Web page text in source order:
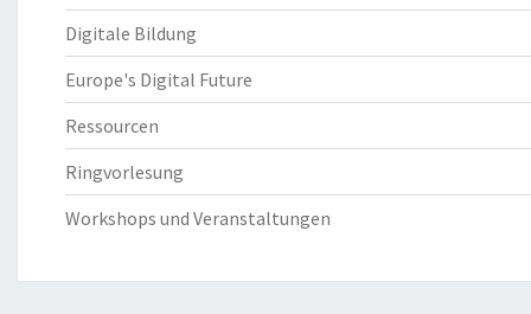
Digitale Bildung
Europe's Digital Future
Ressourcen
Ringvorlesung
Workshops und Veranstaltungen